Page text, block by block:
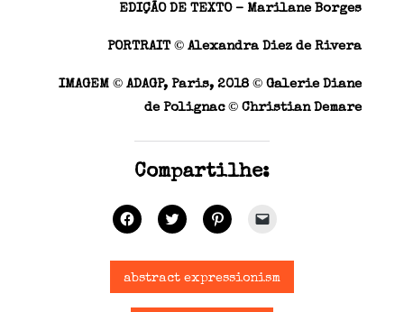
EDIÇÃO DE TEXTO – Marilane Borges
PORTRAIT ©Alexandra Diez de Rivera
IMAGEM ©ADAGP, Paris, 2018 ©Galerie Diane
de Polignac ©Christian Demare
Compartilhe:
C
l
u
e
p
a
C
l
u
e
p
a
C
l
u
e
p
a
u
e
p
a
abstract expressionism